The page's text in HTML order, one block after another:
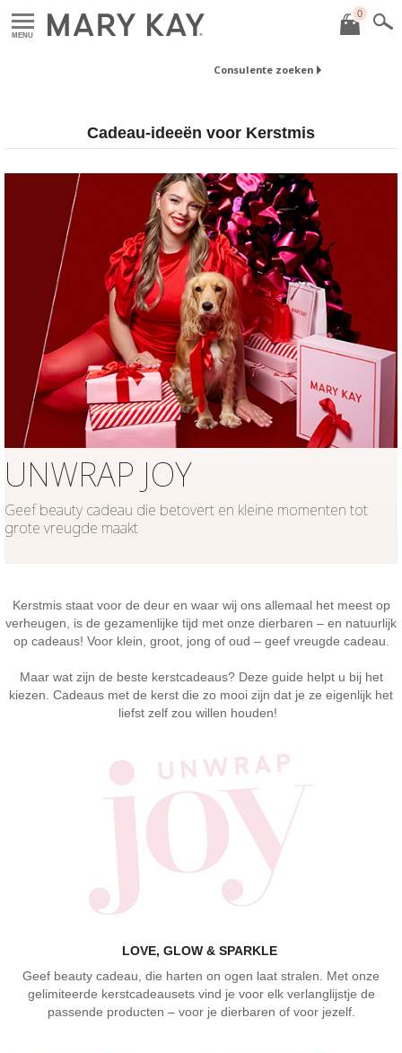
MENU
0
Consulente zoeken
Cadeau-ideeën voor Kerstmis
UNWRAP JOY
Geef beauty cadeau die betovert en kleine momenten tot
grote vreugde maakt
Kerstmis staat voor de deur en waar wij ons allemaal het meest op
verheugen, is de gezamenlijke tijd met onze dierbaren – en natuurlijk
op cadeaus! Voor klein, groot, jong of oud – geef vreugde cadeau.
Maar wat zijn de beste kerstcadeaus? Deze guide helpt u bij het
kiezen. Cadeaus met de kerst die zo mooi zijn dat je ze eigenlijk het
liefst zelf zou willen houden!
LOVE, GLOW & SPARKLE
Geef beauty cadeau, die harten on ogen laat stralen. Met onze
gelimiteerde kerstcadeausets vind je voor elk verlanglijstje de
passende producten – voor je dierbaren of voor jezelf.